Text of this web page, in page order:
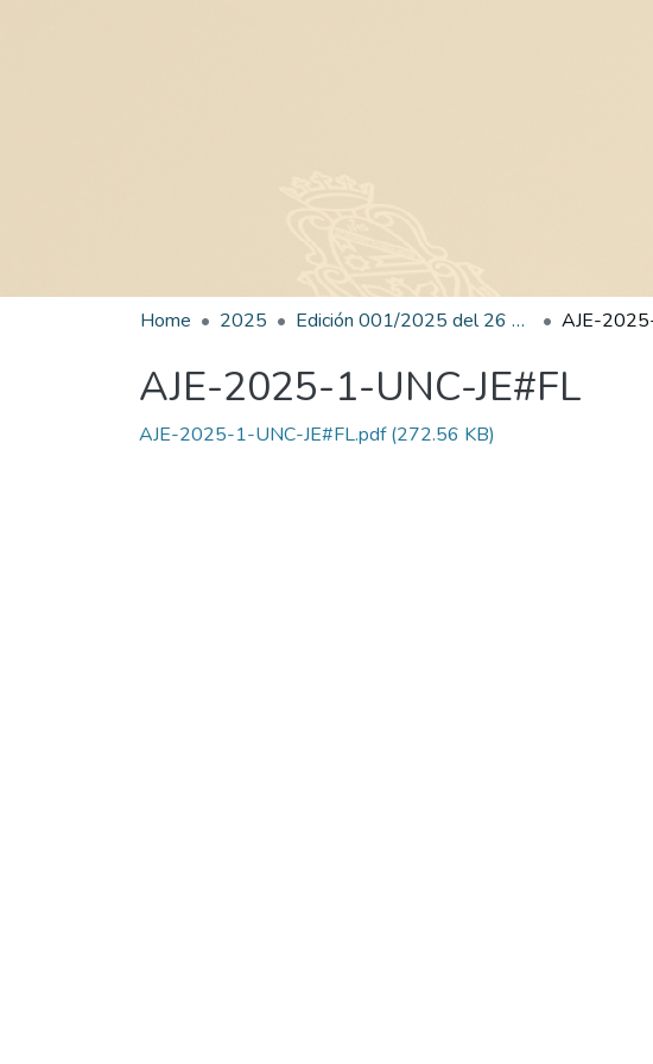
Home 2025 Edición 001/2025 del 26 de mayo de 2025 AJE-
AJE-2025-1-UNC-JE#FL
AJE-2025-1-UNC-JE#FL.pdf(272.56 KB)